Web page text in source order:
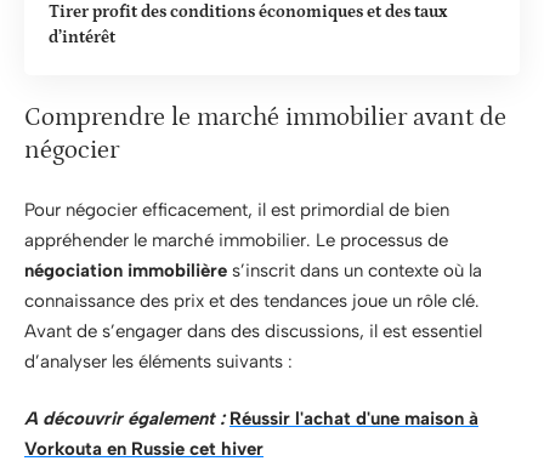
Tirer profit des conditions économiques et des taux
d’intérêt
Comprendre le marché immobilier avant de
négocier
Pour négocier efficacement, il est primordial de bien
appréhender le marché immobilier. Le processus de
négociation immobilière s’inscrit dans un contexte où la
connaissance des prix et des tendances joue un rôle clé.
Avant de s’engager dans des discussions, il est essentiel
d’analyser les éléments suivants :
A découvrir également : Réussir l'achat d'une maison à
Vorkouta en Russie cet hiver